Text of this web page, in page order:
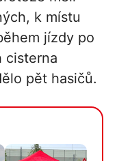
k místu
jízdy po
cisterna
pět hasičů.